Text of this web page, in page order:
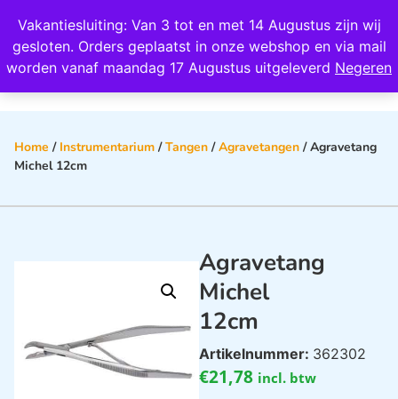
Vakantiesluiting: Van 3 tot en met 14 Augustus zijn wij
gesloten. Orders geplaatst in onze webshop en via mail
worden vanaf maandag 17 Augustus uitgeleverd Negeren
Wij scoren een 4,8 op Google
Home / Instrumentarium /Tangen /Agravetangen / Agravetang
Michel 12cm
Agravetang
Michel
12cm
Artikelnummer: 362302
€21,78 incl. btw